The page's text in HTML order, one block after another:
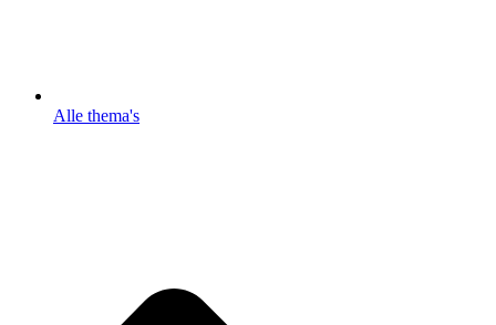
Alle thema's